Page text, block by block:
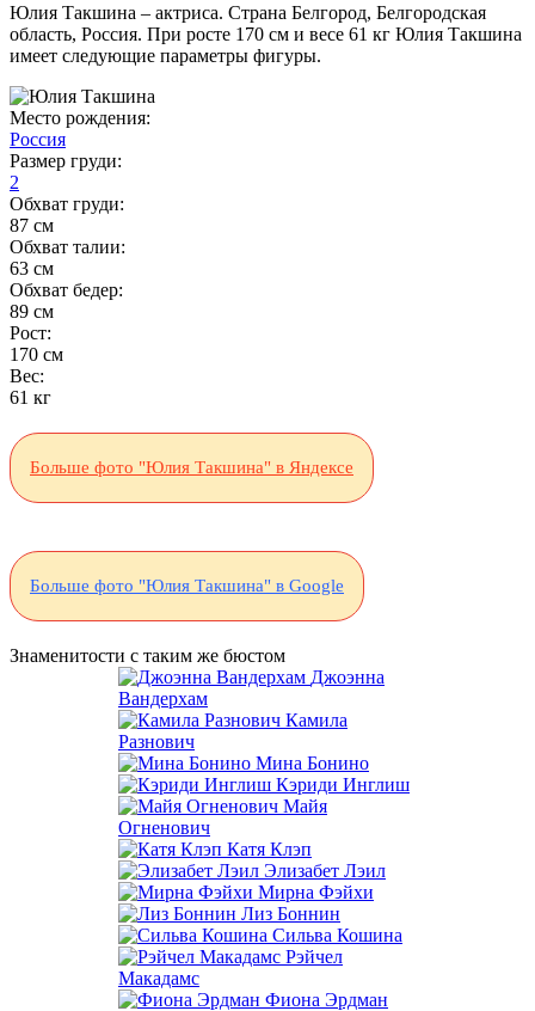
Юлия Такшина – актриса. Страна Белгород, Белгородская
область, Россия. При росте 170 см и весе 61 кг Юлия Такшина
имеет следующие параметры фигуры.
Место рождения:
Россия
Размер груди:
2
Обхват груди:
87 см
Обхват талии:
63 см
Обхват бедер:
89 см
Рост:
170 см
Вес:
61 кг
Больше фото "Юлия Такшина" в Яндексе
Больше фото "Юлия Такшина" в Google
Знаменитости с таким же бюстом
Джоэнна
Вандерхам
Камила
Разнович
Мина Бонино
Кэриди Инглиш
Майя
Огненович
Катя Клэп
Элизабет Лэил
Мирна Фэйхи
Лиз Боннин
Сильва Кошина
Рэйчел
Макадамс
Фиона Эрдман